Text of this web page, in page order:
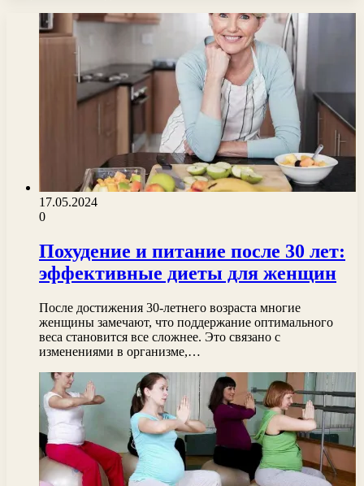
17.05.2024
0
Похудение и питание после 30 лет:
эффективные диеты для женщин
После достижения 30-летнего возраста многие
женщины замечают, что поддержание оптимального
веса становится все сложнее. Это связано с
изменениями в организме,…